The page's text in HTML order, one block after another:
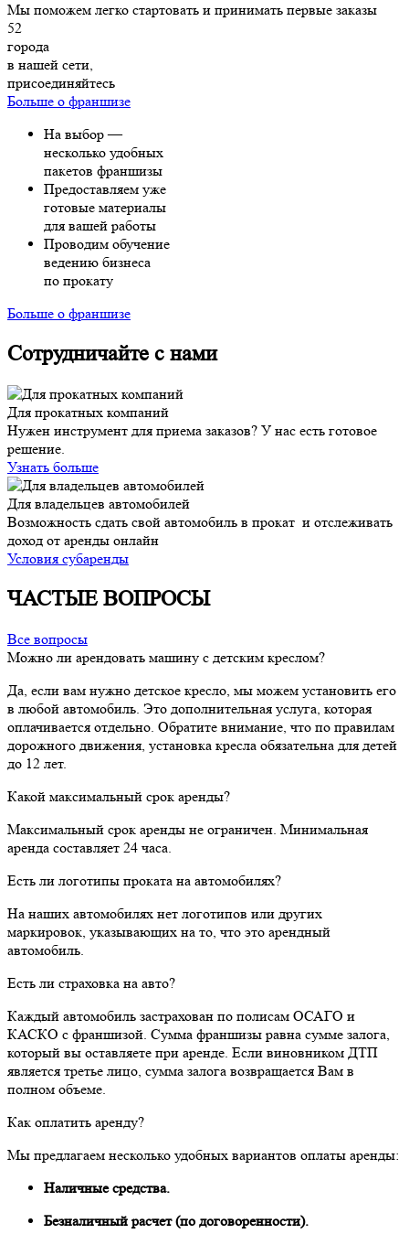
Мы поможем легко стартовать и принимать первые заказы
52
города
в нашей сети,
присоединяйтесь
Больше о франшизе
На выбор —
несколько удобных
пакетов франшизы
Предоставляем уже
готовые материалы
для вашей работы
Проводим обучение
ведению бизнеса
по прокату
Больше о франшизе
Сотрудничайте с нами
Для прокатных компаний
Нужен инструмент для приема заказов? У нас есть готовое
решение.
Узнать больше
Для владельцев автомобилей
Возможность сдать свой автомобиль в прокат и отслеживать
доход от аренды онлайн
Условия субаренды
ЧАСТЫЕ ВОПРОСЫ
Все вопросы
Можно ли арендовать машину с детским креслом?
Да, если вам нужно детское кресло, мы можем установить его
в любой автомобиль. Это дополнительная услуга, которая
оплачивается отдельно. Обратите внимание, что по правилам
дорожного движения, установка кресла обязательна для детей
до 12 лет.
Какой максимальный срок аренды?
Максимальный срок аренды не ограничен. Минимальная
аренда составляет 24 часа.
Есть ли логотипы проката на автомобилях?
На наших автомобилях нет логотипов или других
маркировок, указывающих на то, что это арендный
автомобиль.
Есть ли страховка на авто?
Каждый автомобиль застрахован по полисам ОСАГО и
КАСКО с франшизой. Сумма франшизы равна сумме залога,
который вы оставляете при аренде. Если виновником ДТП
является третье лицо, сумма залога возвращается Вам в
полном объеме.
Как оплатить аренду?
Мы предлагаем несколько удобных вариантов оплаты аренды:
Наличные средства.
Безналичный расчет (по договоренности).